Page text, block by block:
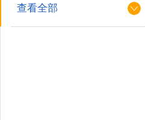
查看全部